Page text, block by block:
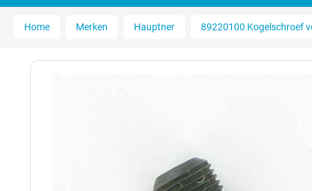
Home Merken Hauptner 89220100 Kogelschroef